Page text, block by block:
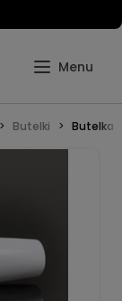
Butelki Butelka